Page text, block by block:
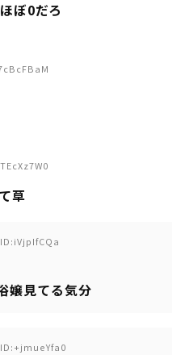
ぼ0だろ
草
嬢見てる気分